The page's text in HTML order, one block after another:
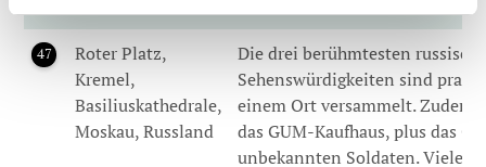
Italien
47
Roter Platz,
Kremel,
Basiliuskathedrale,
Moskau, Russland
Die drei berühmtesten
Sehenswürdigkeiten sind
einem Ort versammelt. Zudem
das GUM-Kaufhaus, plus das
unbekannten Soldaten. Viele